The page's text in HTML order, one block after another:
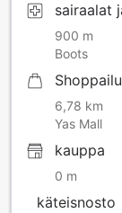
sairaalat
900 m
Boots
Shoppailu
6,78 km
Yas Mall
kauppa
0 m
käteisnosto